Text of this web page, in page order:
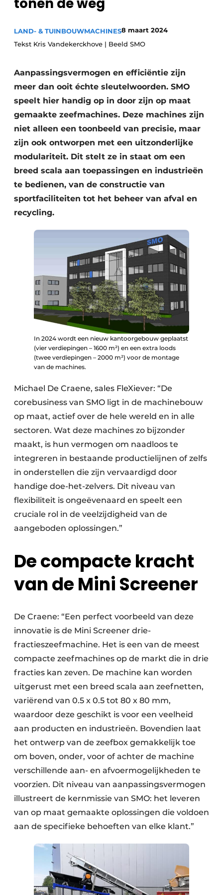
Privacy / Cookie statement
LAND- & TUINBOUWMACHINES8 maart 2024
Tekst Kris Vandekerckhove | Beeld SMO
Aanpassingsvermogen en efficiëntie zijn
meer dan ooit échte sleutelwoorden. SMO
speelt hier handig op in door zijn op maat
gemaakte zeefmachines. Deze machines zijn
niet alleen een toonbeeld van precisie, maar
zijn ook ontworpen met een uitzonderlijke
modulariteit. Dit stelt ze in staat om een
breed scala aan toepassingen en industrieën
te bedienen, van de constructie van
sportfaciliteiten tot het beheer van afval en
recycling.
In 2024 wordt een nieuw kantoorgebouw geplaatst
(vier verdiepingen – 1600 m²) en een extra loods
(twee verdiepingen – 2000 m²) voor de montage
van de machines.
Michael De Craene, sales FleXiever: “De
corebusiness van SMO ligt in de machinebouw
op maat, actief over de hele wereld en in alle
sectoren. Wat deze machines zo bijzonder
maakt, is hun vermogen om naadloos te
integreren in bestaande productielijnen of zelfs
in onderstellen die zijn vervaardigd door
handige doe-het-zelvers. Dit niveau van
flexibiliteit is ongeëvenaard en speelt een
cruciale rol in de veelzijdigheid van de
aangeboden oplossingen.”
De compacte kracht
van de Mini Screener
De Craene: “Een perfect voorbeeld van deze
innovatie is de Mini Screener drie-
fractieszeefmachine. Het is een van de meest
compacte zeefmachines op de markt die in drie
fracties kan zeven. De machine kan worden
uitgerust met een breed scala aan zeefnetten,
variërend van 0.5 x 0.5 tot 80 x 80 mm,
waardoor deze geschikt is voor een veelheid
aan producten en industrieën. Bovendien laat
het ontwerp van de zeefbox gemakkelijk toe
om boven, onder, voor of achter de machine
verschillende aan- en afvoermogelijkheden te
voorzien. Dit niveau van aanpassingsvermogen
illustreert de kernmissie van SMO: het leveren
van op maat gemaakte oplossingen die voldoen
aan de specifieke behoeften van elke klant.”